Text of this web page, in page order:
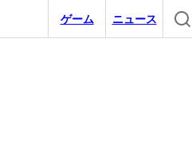
ゲーム ニュース